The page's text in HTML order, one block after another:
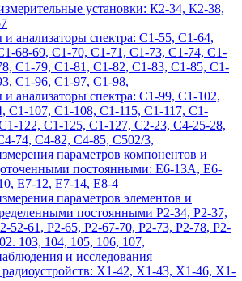
установки: К2-34, К2-38,
анализаторы спектра: С1-55, С1-64,
68-69, С1-70, С1-71, С1-73, С1-74, С1-
С1-79, С1-81, С1-82, С1-83, С1-85, С1-
С1-96, С1-97, С1-98,
анализаторы спектра: С1-99, С1-102,
С1-107, С1-108, С1-115, С1-117, С1-
122, С1-125, С1-127, С2-23, С4-25-28,
74, С4-82, С4-85, С502/3,
параметров компонентов и
постоянными: Е6-13А, Е6-
Е7-12, Е7-14, Е8-4
параметров элементов и
постоянными Р2-34, Р2-37,
52-61, Р2-65, Р2-67-70, Р2-73, Р2-78, Р2-
103, 104, 105, 106, 107,
и исследования
радиоустройств: Х1-42, Х1-43, Х1-46, Х1-